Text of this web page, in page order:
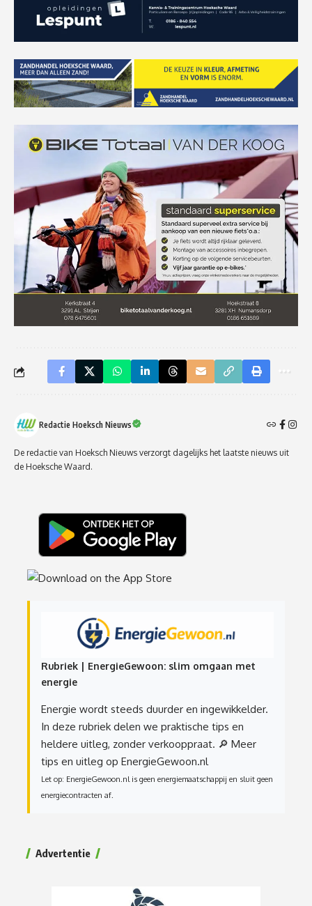
Redactie Hoeksch Nieuws
De redactie van Hoeksch Nieuws verzorgt dagelijks het laatste nieuws uit
de Hoeksche Waard.
Rubriek | EnergieGewoon: slim omgaan met
energie
Energie wordt steeds duurder en ingewikkelder.
In deze rubriek delen we praktische tips en
heldere uitleg, zonder verkooppraat. 🔎 Meer
tips en uitleg op EnergieGewoon.nl
Let op: EnergieGewoon.nl is geen energiemaatschappij en sluit geen
energiecontracten af.
Advertentie